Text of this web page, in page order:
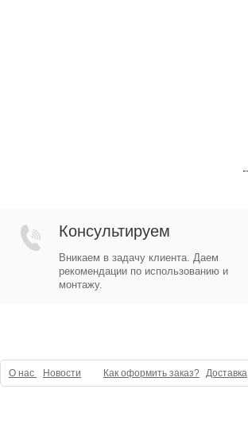
Консультируем
Вникаем в задачу клиента. Даем
рекомендации по использованию и
монтажу.
О нас Новости Как оформить заказ? Доставка